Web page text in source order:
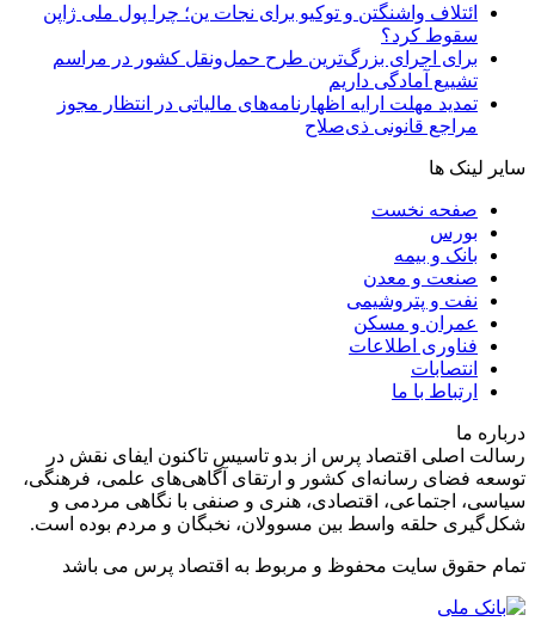
ائتلاف واشنگتن و توکیو برای نجات ین؛ چرا پول ملی ژاپن
سقوط کرد؟
برای اجرای بزرگ‌ترین طرح حمل‌ونقل کشور در مراسم
تشییع آمادگی داریم
تمدید مهلت ارایه اظهارنامه‌های مالیاتی در انتظار مجوز
مراجع قانونی ذی‌‏صلاح
سایر لینک ها
صفحه نخست
بورس
بانک و بیمه
صنعت و معدن
نفت و پتروشیمی
عمران و مسکن
فناوری اطلاعات
انتصابات
ارتباط با ما
درباره ما
رسالت اصلی اقتصاد پرس از بدو تاسیس تاکنون ایفای نقش در
توسعه فضای رسانه‌ای کشور و ارتقای آگاهی‌های علمی، فرهنگی،
سیاسی، اجتماعی، اقتصادی، هنری و صنفی با نگاهی مردمی و
شکل‌گیری حلقه واسط بین مسوولان، نخبگان و مردم بوده است.
تمام حقوق سایت محفوظ و مربوط به اقتصاد پرس می باشد